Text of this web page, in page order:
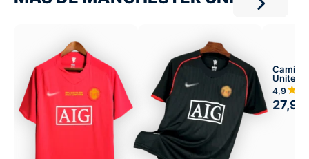
United
4,9
27,99